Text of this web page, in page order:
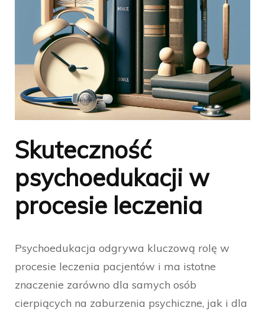
Skuteczność
psychoedukacji w
procesie leczenia
Psychoedukacja odgrywa kluczową rolę w
procesie leczenia pacjentów i ma istotne
znaczenie zarówno dla samych osób
cierpiących na zaburzenia psychiczne, jak i dla